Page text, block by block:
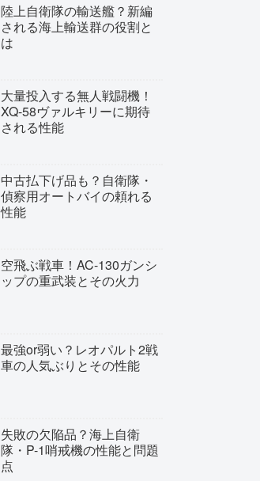
陸上自衛隊の輸送艦？新編
される海上輸送群の役割と
は
大量投入する無人戦闘機！
XQ-58ヴァルキリーに期待
される性能
中古払下げ品も？自衛隊・
偵察用オートバイの頼れる
性能
空飛ぶ戦車！AC-130ガンシ
ップの重武装とその火力
最強or弱い？レオパルト2戦
車の人気ぶりとその性能
失敗の欠陥品？海上自衛
隊・P-1哨戒機の性能と問題
点